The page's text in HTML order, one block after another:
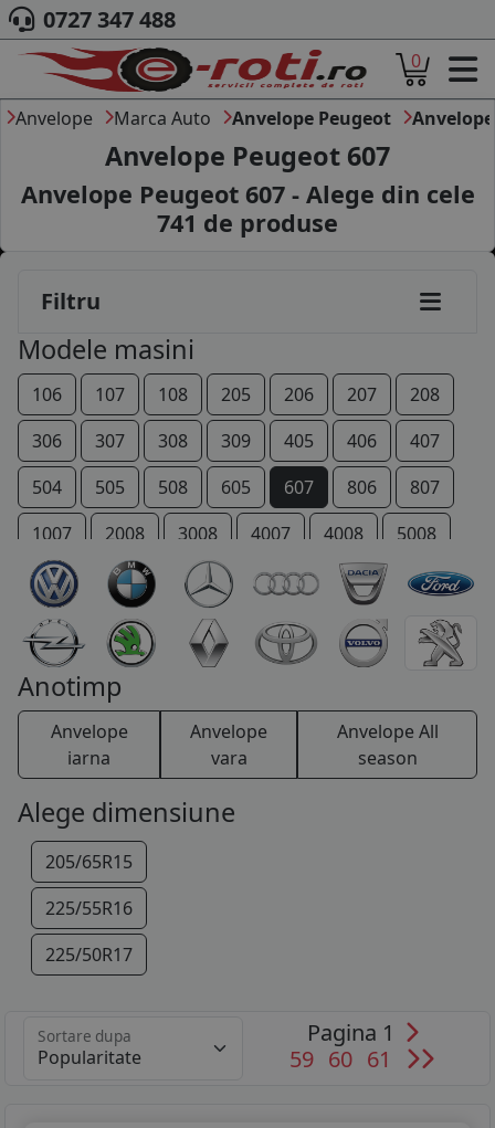
ACASA
DESPRE NOI
ANVELOPE
AUTO
CAMION
MOTO
MARCA AUTO
BLOG
B2B - COLABORARE COMPANII
CONT
CONTACT
COS (0 PRODUSE)
0727 347 488
0
Anvelope Marca Auto Anvelope Peugeot
Anvelope Peugeot 607
Anvelope Peugeot 607 - Alege din cele
741 de produse
Filtru
Modele masini
106 107 108 205 206 207
208
306
307 308 309 405 406
407
504
505 508 605 607 806
807
1007
2008 3008 4007 4008
5008
206 +
207 + Bipper Boxer
Expert
IOn
P 4 Partner RCZ
Rifter
TRAVELLER
Anotimp
Anvelope
iarna
Anvelope
vara
Anvelope All
season
Alege dimensiune
205/65R15
225/55R16
225/50R17
Sortare dupa
Pagina 1
59 60 61